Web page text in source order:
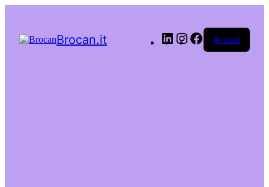
Brocan.it LinkedInInstagram
Facebook
Accedi